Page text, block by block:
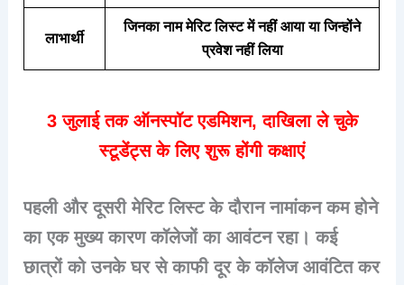
लाभार्थी
जिनका नाम मेरिट लिस्ट में नहीं आया या जिन्होंने
प्रवेश नहीं लिया
3 जुलाई तक ऑनस्पॉट एडमिशन, दाखिला ले चुके
स्टूडेंट्स के लिए शुरू होंगी कक्षाएं
पहली और दूसरी मेरिट लिस्ट के दौरान नामांकन कम होने
का एक मुख्य कारण कॉलेजों का आवंटन रहा। कई
छात्रों को उनके घर से काफी दूर के कॉलेज आवंटित कर